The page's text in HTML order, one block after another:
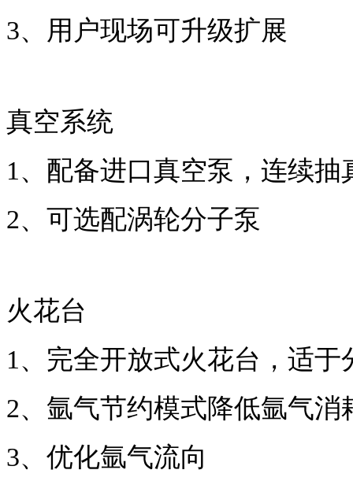
3、 用户现场可升级扩展
真空系统
1、 配备进口真空泵，连续抽
2、可选配涡轮分子泵
火花台
1、 完全开放式火花台，适
2、 氩气节约模式降低氩气消
3、 优化氩气流向